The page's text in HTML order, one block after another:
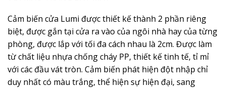
Cảm biến cửa Lumi được thiết kế thành 2 phần riêng
biệt, được gắn tại cửa ra vào của ngôi nhà hay của từng
phòng, được lắp với tối đa cách nhau là 2cm. Được làm
từ chất liệu nhựa chống cháy PP, thiết kế tinh tế, tỉ mỉ
với các đầu vát tròn. Cảm biến phát hiện đột nhập chỉ
duy nhất có màu trắng, thể hiện sự hiện đại, sang